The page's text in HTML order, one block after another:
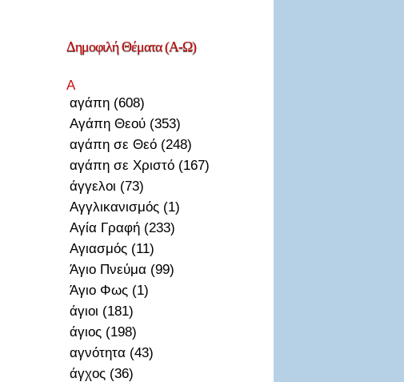
ΔημοφιλήΘέματα (Α-Ω)
Α
αγάπη (608)
Αγάπη Θεού (353)
αγάπη σε Θεό (248)
αγάπη σε Χριστό (167)
άγγελοι (73)
Αγγλικανισμός (1)
Αγία Γραφή (233)
Αγιασμός (11)
Άγιο Πνεύμα (99)
Άγιο Φως (1)
άγιοι (181)
άγιος (198)
αγνότητα (43)
άγχος (36)